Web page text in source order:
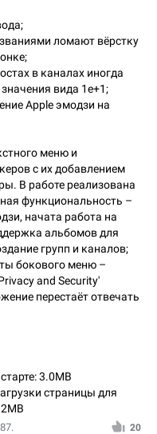
ломают вёрстку
в каналах иногда
вида 1e+1;
Apple эмодзи на
меню и
с их добавлением
В работе реализована
функциональность –
начата работа на
альбомов для
групп и каналов;
бокового меню –
and Security'
перестаёт отвечать
3.0MB
страницы для
20